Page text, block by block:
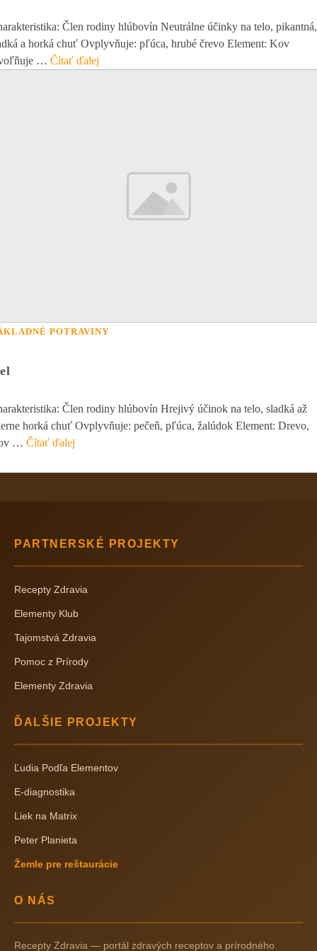
Člen rodiny hlúbovín Neutrálne účinky na telo, pikantná,
a horká chuť Ovplyvňuje: pľúca, hrubé črevo Element: Kov
… Čítať ďalej
POTRAVINY
Člen rodiny hlúbovín Hrejivý účinok na telo, sladká až
horká chuť Ovplyvňuje: pečeň, pľúca, žalúdok Element: Drevo,
… Čítať ďalej
PARTNERSKÉ PROJEKTY
Recepty Zdravia
Elementy Klub
Tajomstvá Zdravia
Pomoc z Prírody
Elementy Zdravia
ĎALŠIE PROJEKTY
Ľudia Podľa Elementov
E-diagnostika
Liek na Matrix
Peter Planieta
Žemle pre reštaurácie
O NÁS
Recepty Zdravia — portál zdravých receptov a prírodného